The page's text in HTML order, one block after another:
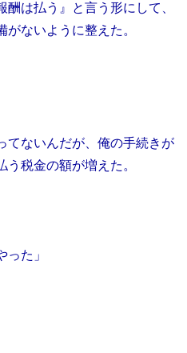
は払う』と言う形にして、
ないように整えた。
てないんだが、俺の手続きが
税金の額が増えた。
った」